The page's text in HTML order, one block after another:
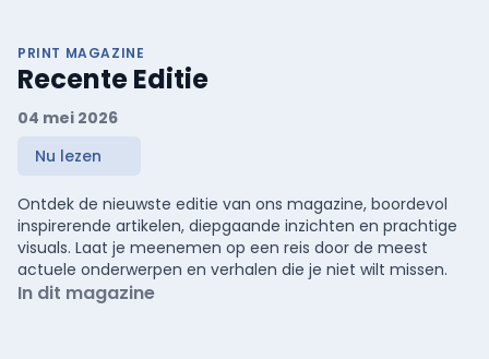
PRINT MAGAZINE
Recente Editie
04 mei 2026
Nu lezen
Ontdek de nieuwste editie van ons magazine, boordevol
inspirerende artikelen, diepgaande inzichten en prachtige
visuals. Laat je meenemen op een reis door de meest
actuele onderwerpen en verhalen die je niet wilt missen.
In dit magazine